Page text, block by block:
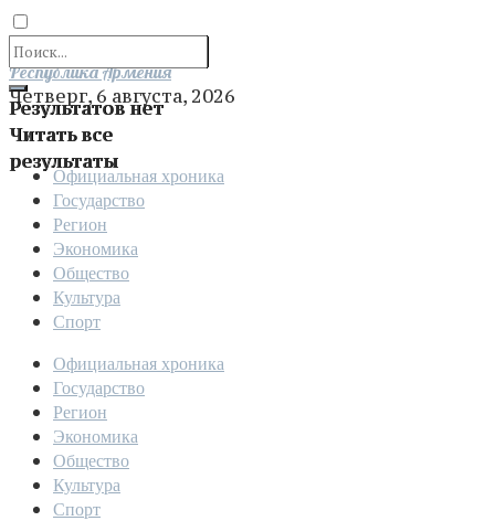
Результатов нет
Читать все
результаты
Отправить
Республика Армения
Четверг, 6 августа, 2026
Официальная хроника
Государство
Регион
Экономика
Общество
Культура
Спорт
Официальная хроника
Государство
Регион
Экономика
Общество
Культура
Спорт